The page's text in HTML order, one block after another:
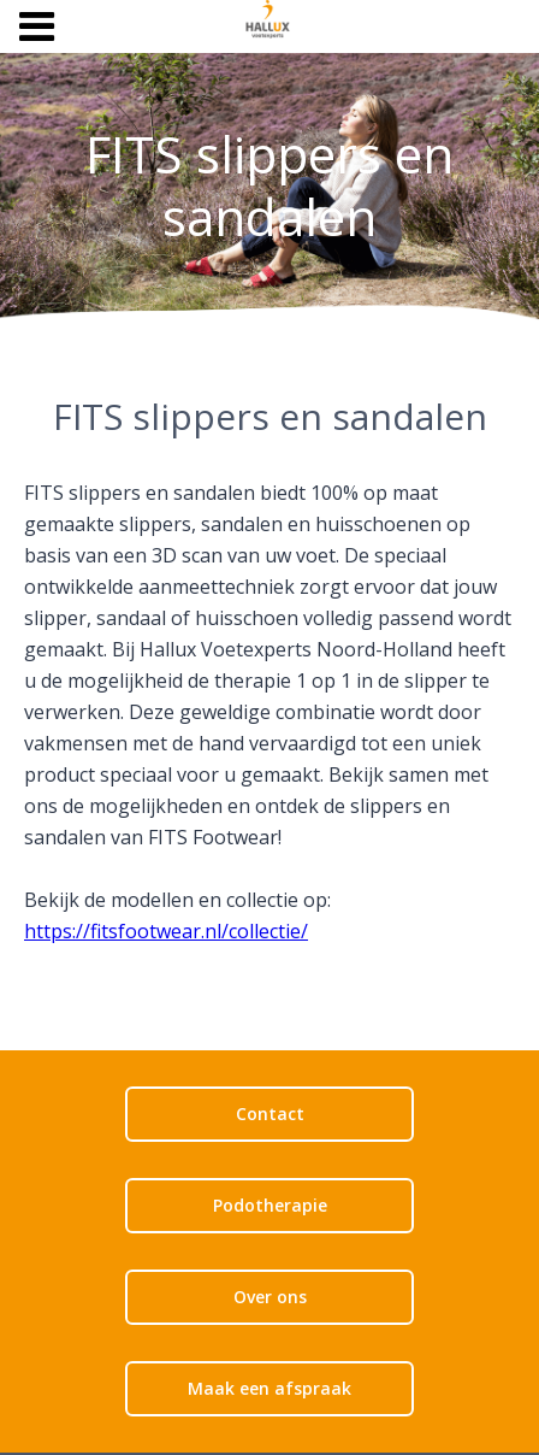
FITS slippers en
sandalen
FITS slippers en sandalen
FITS slippers en sandalen biedt 100% op maat
gemaakte slippers, sandalen en huisschoenen op
basis van een 3D scan van uw voet. De speciaal
ontwikkelde aanmeettechniek zorgt ervoor dat jouw
slipper, sandaal of huisschoen volledig passend wordt
gemaakt. Bij Hallux Voetexperts Noord-Holland heeft
u de mogelijkheid de therapie 1 op 1 in de slipper te
verwerken. Deze geweldige combinatie wordt door
vakmensen met de hand vervaardigd tot een uniek
product speciaal voor u gemaakt. Bekijk samen met
ons de mogelijkheden en ontdek de slippers en
sandalen van FITS Footwear!
Bekijk de modellen en collectie op:
https://fitsfootwear.nl/collectie/
Contact
Podotherapie
Over ons
Maak een afspraak